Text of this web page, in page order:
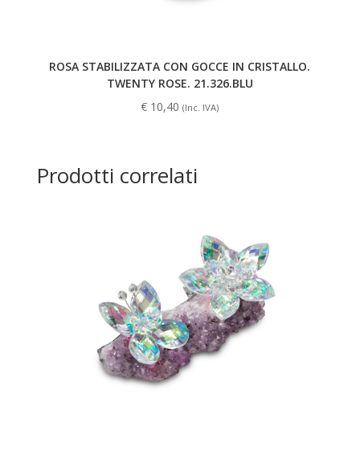
ROSA STABILIZZATA CON GOCCE IN CRISTALLO.
TWENTY ROSE. 21.326.BLU
€ 10,40 (Inc. IVA)
Prodotti correlati